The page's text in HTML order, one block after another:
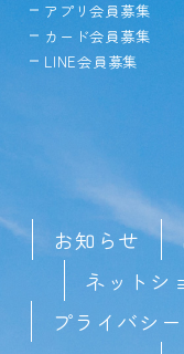
アプリ会員募集
カード会員募集
LINE会員募集
お知らせ
ネットシ
プライバシ